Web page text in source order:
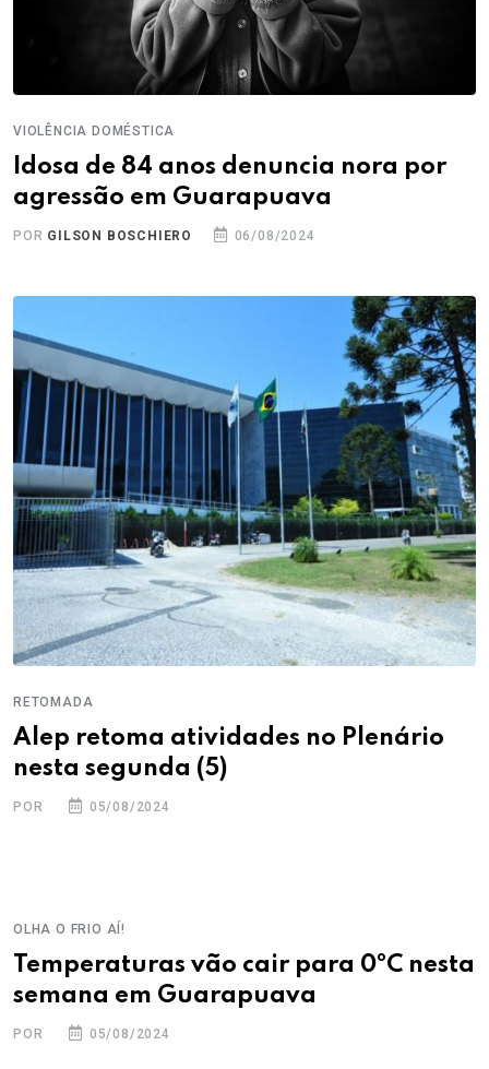
VIOLÊNCIA DOMÉSTICA
Idosa de 84 anos denuncia nora por
agressão em Guarapuava
POR GILSON BOSCHIERO 06/08/2024
RETOMADA
Alep retoma atividades no Plenário
nesta segunda (5)
POR 05/08/2024
OLHA O FRIO AÍ!
Temperaturas vão cair para 0ºC nesta
semana em Guarapuava
POR 05/08/2024